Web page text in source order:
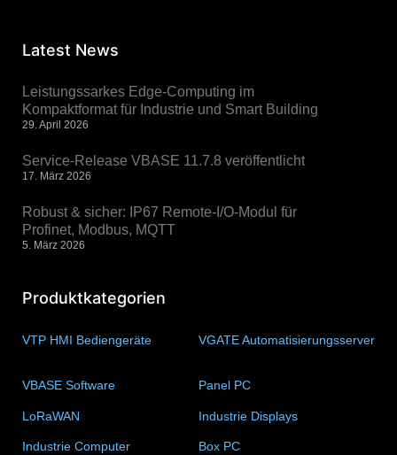
Latest News
Leistungssarkes Edge-Computing im
Kompaktformat für Industrie und Smart Building
29. April 2026
Service-Release VBASE 11.7.8 veröffentlicht
17. März 2026
Robust & sicher: IP67 Remote-I/O-Modul für
Profinet, Modbus, MQTT
5. März 2026
Produktkategorien
VTP HMI Bediengeräte
VGATE Automatisierungsserver
VBASE Software Panel PC
LoRaWAN Industrie Displays
Industrie Computer Box PC